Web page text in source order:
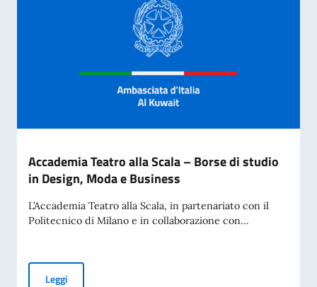
Accademia Teatro alla Scala – Borse di studio
in Design, Moda e Business
L’Accademia Teatro alla Scala, in partenariato con il
Politecnico di Milano e in collaborazione con...
LeggiAccademia Teatro alla Scala – Borse di studio in Design,